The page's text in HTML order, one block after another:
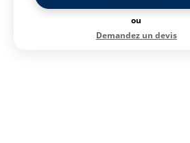
ou
Demandez un devis